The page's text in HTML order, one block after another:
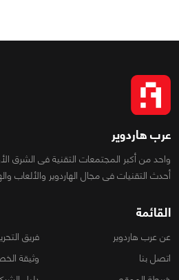
عرب هاردوير
واحد من أكبر المجتمعات التقنية فى الشرق
أحدث التقنيات فى مجال الهاردوير والألعاب
القائمة
عن عرب هاردوير
فريق
اتصل بنا
وثيقة